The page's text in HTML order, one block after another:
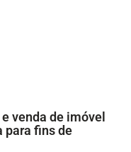
venda de imóvel
para fins de